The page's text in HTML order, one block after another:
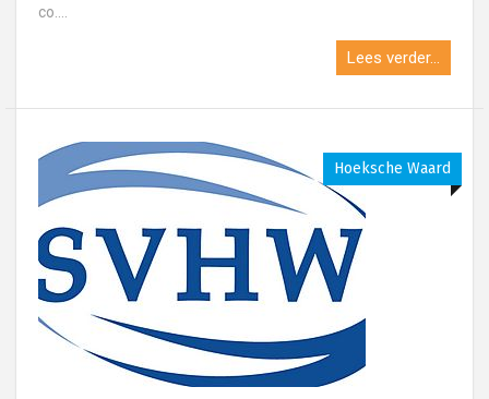
co....
Lees verder...
Hoeksche Waard